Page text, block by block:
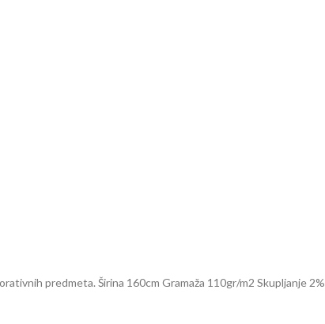
predmeta. Širina 160cm Gramaža 110gr/m2 Skupljanje 2%